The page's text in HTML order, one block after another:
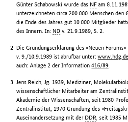
Günter Schabowski wurde das NF am
unterzeichneten circa 200 000 Menschen den
die Ende des Jahres gut 10 000 Mitglieder
des Innern. In: ND v. 21.9.1989, S. 2.
Die Gründungserklärung des »Neuen
v. 9./10.9.1989 ist abrufbar unter:www.hdg.de
auch: Anlage 2 der Information416/89.
Jens Reich, Jg. 1939, Mediziner,
wissenschaftlicher Mitarbeiter am
Akademie der Wissenschaften, seit 1980
Zentralinstitut, 1970 Gründung des
Auseinandersetzung mit der DDR, seit 1985